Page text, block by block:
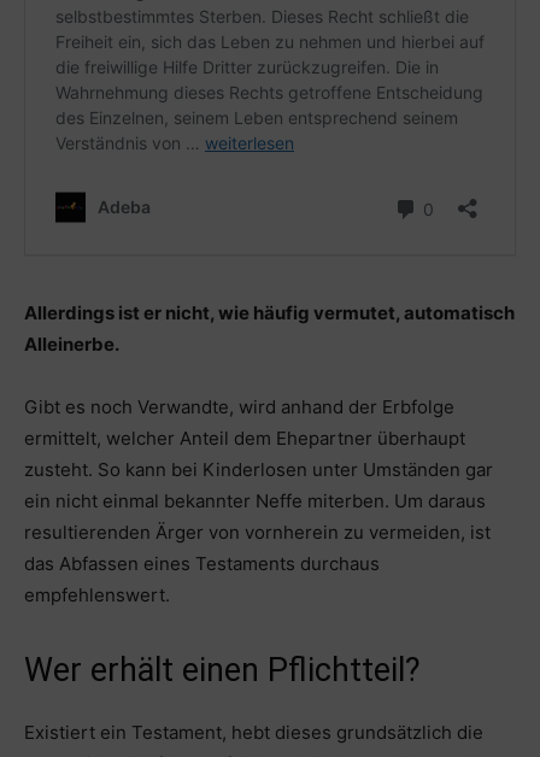
Allerdings ist er nicht, wie häufig vermutet, automatisch
Alleinerbe.
Gibt es noch Verwandte, wird anhand der Erbfolge
ermittelt, welcher Anteil dem Ehepartner überhaupt
zusteht. So kann bei Kinderlosen unter Umständen gar
ein nicht einmal bekannter Neffe miterben. Um daraus
resultierenden Ärger von vornherein zu vermeiden, ist
das Abfassen eines Testaments durchaus
empfehlenswert.
Wer erhält einen Pflichtteil?
Existiert ein Testament, hebt dieses grundsätzlich die